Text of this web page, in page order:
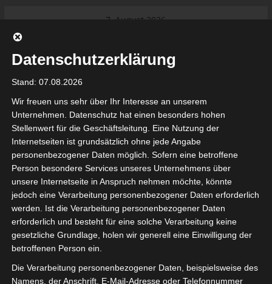
7. August 2026
steuert auf die Ligue 2 zu
Ligue 1 Pro: Saison 2026/2027
El Gawafel Sportives de Gafsa
(EGSG) kündigt Rückzug aus der
Meisterschaft an
Ligue 1 Pro: Spielplan der ersten 15
Spieltage der Saison 2026/2027
Ligue 2 Pro Tunesien 2026/2027 –
Saison beginnt am am 19./20.
September 2026
tunesienfussball.de
Tunesien Ligafußball
Datenschutzerklärung
Stand: 07.08.2026
Wir freuen uns sehr über Ihr Interesse an unserem
Unternehmen. Datenschutz hat einen besonders hohen
Stellenwert für die Geschäftsleitung. Eine Nutzung der
Internetseiten ist grundsätzlich ohne jede Angabe
personenbezogener Daten möglich. Sofern eine betroffene
Person besondere Services unseres Unternehmens über
unsere Internetseite in Anspruch nehmen möchte, könnte
jedoch eine Verarbeitung personenbezogener Daten erforderlich
werden. Ist die Verarbeitung personenbezogener Daten
erforderlich und besteht für eine solche Verarbeitung keine
gesetzliche Grundlage, holen wir generell eine Einwilligung der
betroffenen Person ein.
Die Verarbeitung personenbezogener Daten, beispielsweise des
Namens, der Anschrift, E-Mail-Adresse oder Telefonnummer